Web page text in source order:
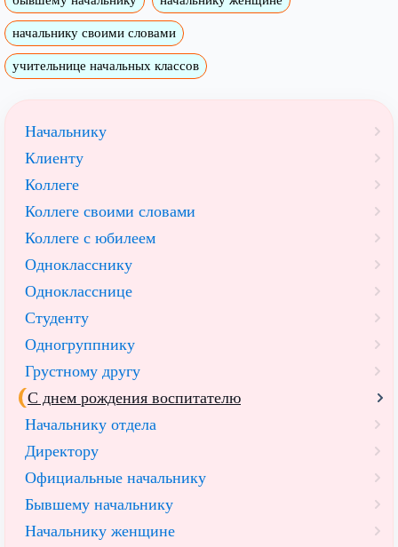
начальнику своими словами
учительнице начальных классов
Начальнику
Клиенту
Коллеге
Коллеге своими словами
Коллеге с юбилеем
Однокласснику
Однокласснице
Студенту
Одногруппнику
Грустному другу
С днем рождения воспитателю
Начальнику отдела
Директору
Официальные начальнику
Бывшему начальнику
Начальнику женщине